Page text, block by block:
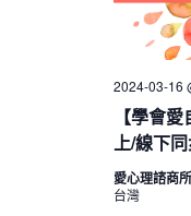
【學會
上/線下
2024-03-16
愛心理諮商所
台灣